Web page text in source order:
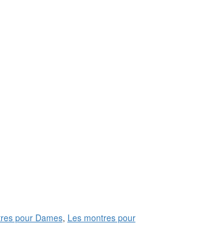
pour Dames, Les montres pour